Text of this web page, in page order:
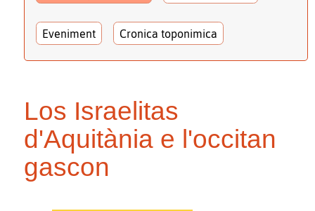
Eveniment Cronica toponimica
Los Israelitas
d'Aquitània e l'occitan
gascon